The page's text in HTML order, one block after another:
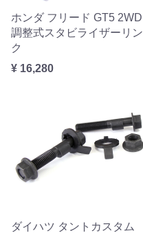
ホンダ フリード GT5 2WD
調整式スタビライザーリン
ク
¥ 16,280
ダイハツ タントカスタム